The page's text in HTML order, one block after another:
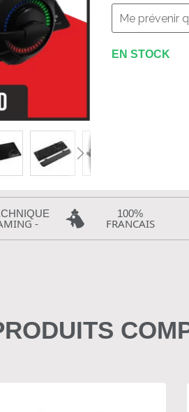
EN STOCK
-
100%
FRANCAIS